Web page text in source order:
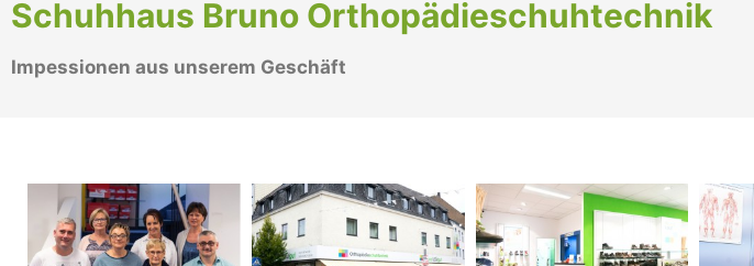
Schuhhaus Bruno Orthopädieschuhtechnik
Impessionen aus unserem Geschäft